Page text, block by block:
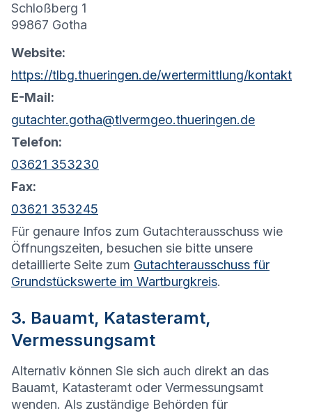
Schloßberg 1
99867 Gotha
Website:
https://tlbg.thueringen.de/wertermittlung/kontakt
E-Mail:
gutachter.gotha@tlvermgeo.thueringen.de
Telefon:
03621 353230
Fax:
03621 353245
Für genaure Infos zum Gutachterausschuss wie
Öffnungszeiten, besuchen sie bitte unsere
detaillierte Seite zum Gutachterausschuss für
Grundstückswerte im Wartburgkreis.
3. Bauamt, Katasteramt,
Vermessungsamt
Alternativ können Sie sich auch direkt an das
Bauamt, Katasteramt oder Vermessungsamt
wenden. Als zuständige Behörden für